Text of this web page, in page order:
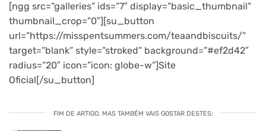
[ngg src=”galleries” ids=”7″ display=”basic_thumbnail”
thumbnail_crop=”0″][su_button
url=”https://misspentsummers.com/teaandbiscuits/”
target=”blank” style=”stroked” background=”#ef2d42″
radius=”20″ icon=”icon: globe-w”]Site
Oficial[/su_button]
FIM DE ARTIGO. MAS TAMBÉM VAIS GOSTAR DESTES: